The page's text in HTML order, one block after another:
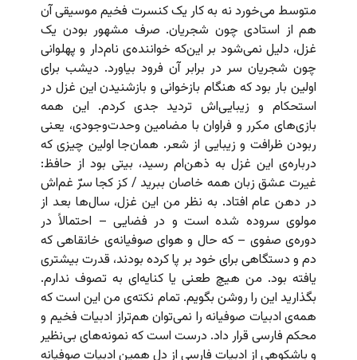
متوسط می‌خورد نه به کار یک کنسرت فخیم موسیقی آن
هم از استادی چون شجریان. صرف مشهور بودن یک
غزل، دلیل نمی‌شود بر این‌که خواننده‌ی نام‌دار و پهلوانی
چون شجریان سر در برابر آن فرود بیاورد. دیشب برای
اولین بار بود که هنگام بازخوانی و بازشنیدن این غزل در
استحکام و زیبایی‌اش تردید جدی کردم. این همه
بازی‌های مکرر و فراوان با مضامین وحدت‌وجودی، یعنی
ربودن ظرافت و زیبایی از شعر. همان‌جا اولین چیزی که
درباره‌ی این غزل به ذهن‌ام رسید، بیتی بود از حافظ:
غیرت عشق زبان همه خاصان ببرید / کز کجا سرّ غم‌اش
در دهن عام افتاد. به نظر من این غزل، سال‌ها بعد از
مولوی سروده شده است و در فضایی – احتمالاً در
دوره‌ی صفوی – که حال و هوای صوفیانه‌ی خانقاهی که
دم و دستگاهی برای خود بر پا کرده بودند، قدرت بیشتری
یافته بود. من هیچ طعنی یا کنایه‌ای به تصوف ندارم.
بگذارید این را روشن بگویم. تمام نکته‌ی من این است که
همه‌ی ادبیات صوفیانه را نمی‌توان هم‌تراز ادبیات فخیم و
محکم فارسی قرار داد. درست است که نمونه‌های بی‌نظیر
و باشکوهی از ادبیات فارسی از دل همین ادبیات صوفیانه